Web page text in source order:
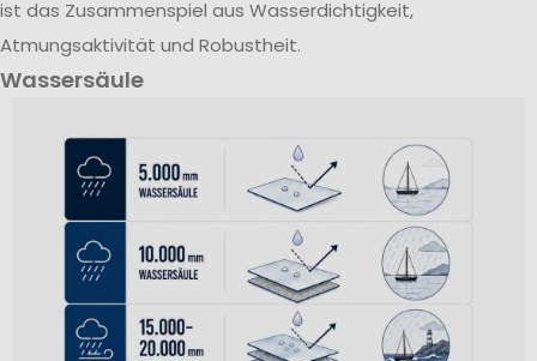
ist das Zusammenspiel aus Wasserdichtigkeit,
Atmungsaktivität und Robustheit.
Wassersäule